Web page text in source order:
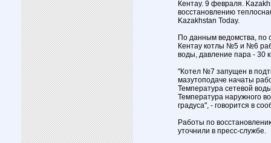
Кентау. 9 февраля.
восстановлению
Kazakhstan Today.
По данным ведомства, по
Кентау котлы №5 и №6
воды, давление пара - 30
"Котел №7 запущен в
мазутоподаче начаты
Температура сетевой
Температура наружного
градуса", - говорится в
Работы по
уточнили в пресс-службе.